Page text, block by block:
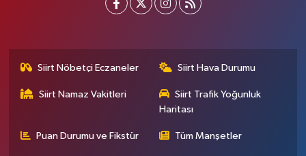
Siirt Nöbetçi Eczaneler Siirt Hava Durumu
Siirt Namaz Vakitleri
Siirt Trafik Yoğunluk
Haritası
Puan Durumu ve Fikstür Tüm Manşetler